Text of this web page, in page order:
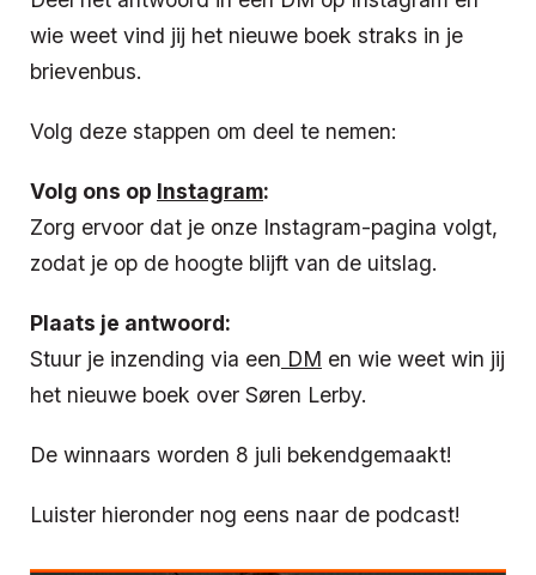
wie weet vind jij het nieuwe boek straks in je
brievenbus.
Volg deze stappen om deel te nemen:
Volg ons op Instagram:
Zorg ervoor dat je onze Instagram-pagina volgt,
zodat je op de hoogte blijft van de uitslag.
Plaats je antwoord:
Stuur je inzending via een DM en wie weet win jij
het nieuwe boek over Søren Lerby.
De winnaars worden 8 juli bekendgemaakt!
Luister hieronder nog eens naar de podcast!